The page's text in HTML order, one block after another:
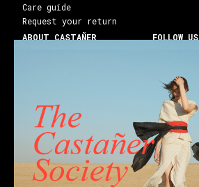
Care guide
Request your return
ABOUT CASTAÑER
Franchises
Stores
Castañer Society
FOLLOW US
Facebook
Youtube
Blog
Shipping to: United States ($)